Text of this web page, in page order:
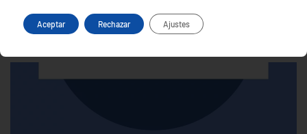
AEM, porque la AEM ERES TÚ.
Aceptar Rechazar Ajustes